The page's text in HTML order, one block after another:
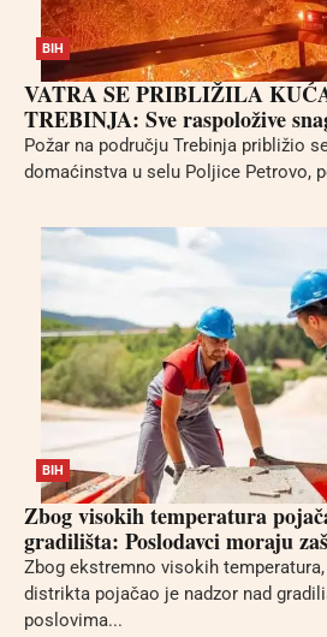
BIH
VATRA SE PRIBLIŽILA
TREBINJA: Sve raspoložive
Požar na području Trebinja približio
domaćinstva u selu Poljice Petrovo,
BIH
Zbog visokih temperatura
gradilišta: Poslodavci moraju
Zbog ekstremno visokih
distrikta pojačao je nadzor nad
poslovima...